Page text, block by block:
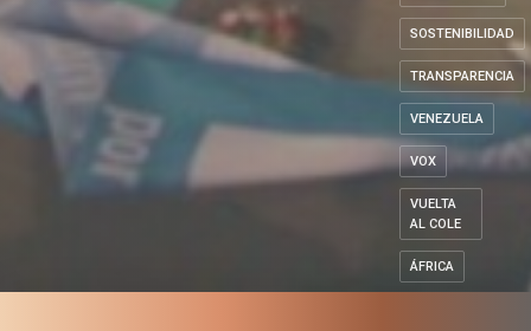
SOSTENIBILIDAD
TRANSPARENCIA
VENEZUELA
VOX
VUELTA
AL COLE
ÁFRICA